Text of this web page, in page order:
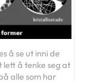
å se ut inni de
å tenke seg at
alle som har